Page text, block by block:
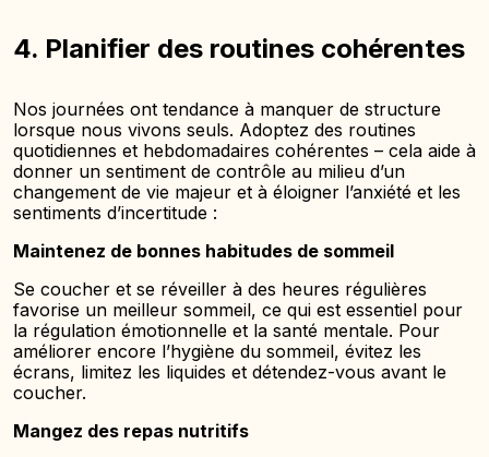
4. Planifier des routines cohérentes
Nos journées ont tendance à manquer de structure
lorsque nous vivons seuls. Adoptez des routines
quotidiennes et hebdomadaires cohérentes – cela aide à
donner un sentiment de contrôle au milieu d’un
changement de vie majeur et à éloigner l’anxiété et les
sentiments d’incertitude :
Maintenez de bonnes habitudes de sommeil
Se coucher et se réveiller à des heures régulières
favorise un meilleur sommeil, ce qui est essentiel pour
la régulation émotionnelle et la santé mentale. Pour
améliorer encore l’hygiène du sommeil, évitez les
écrans, limitez les liquides et détendez-vous avant le
coucher.
Mangez des repas nutritifs